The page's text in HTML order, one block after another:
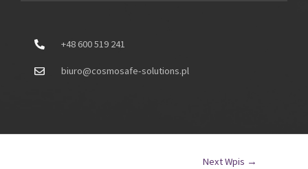
+48 600 519 241
biuro@cosmosafe-solutions.pl
Next Wpis →